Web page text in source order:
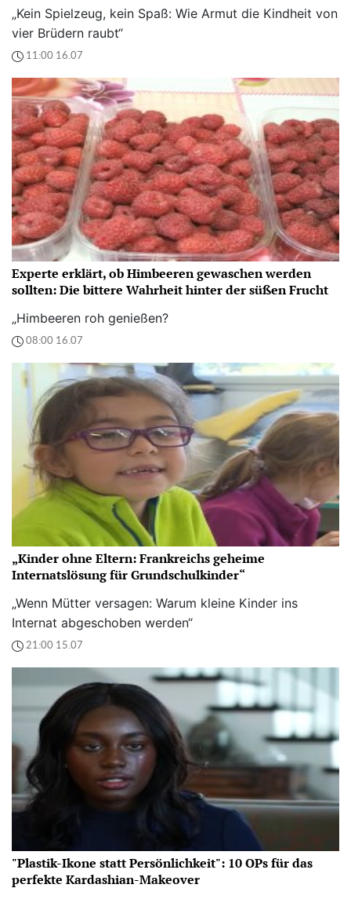
„Kein Spielzeug, kein Spaß: Wie Armut die Kindheit von
vier Brüdern raubt“
11:00 16.07
Experte erklärt, ob Himbeeren gewaschen werden
sollten: Die bittere Wahrheit hinter der süßen Frucht
„Himbeeren roh genießen?
08:00 16.07
„Kinder ohne Eltern: Frankreichs geheime
Internatslösung für Grundschulkinder“
„Wenn Mütter versagen: Warum kleine Kinder ins
Internat abgeschoben werden“
21:00 15.07
"Plastik-Ikone statt Persönlichkeit": 10 OPs für das
perfekte Kardashian-Makeover